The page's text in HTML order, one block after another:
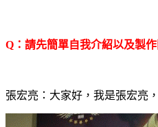
Q ：請先簡單自我介紹以及製
張宏亮：大家好，我是張宏亮